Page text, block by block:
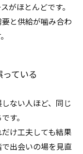
がほとんどです。
と供給が噛み合わ
ている
ない人ほど、同じ
す。
け工夫しても結果
出会いの場を見直